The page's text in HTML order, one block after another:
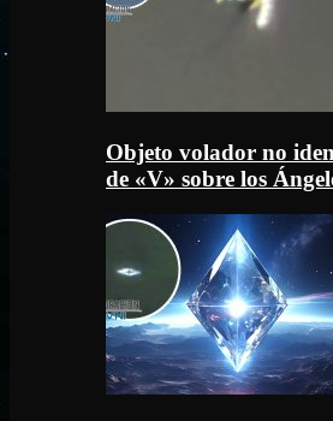
Objeto volador no
de «V» sobre los